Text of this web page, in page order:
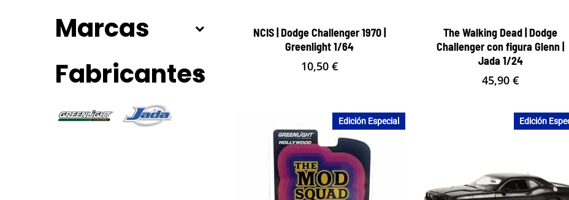
Marcas
Fabricantes
NCIS | Dodge Challenger 1970 |
Greenlight 1/64
10,50€
The Walking Dead | Dodge
Challenger con figura Glenn |
Jada 1/24
45,90€
Edición Especial Edición